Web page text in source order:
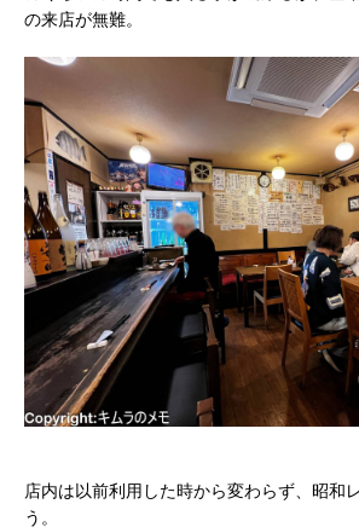
の来店が無難。
店内は以前利用した時から変わらず、昭和
う。